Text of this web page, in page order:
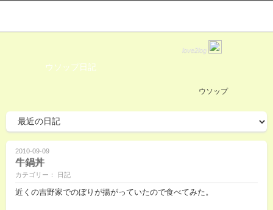
love2log
ウソップ日記
ウソップ
2010-09-09
牛鍋丼
カテゴリー： 日記
近くの吉野家でのぼりが揚がっていたので食べてみた。